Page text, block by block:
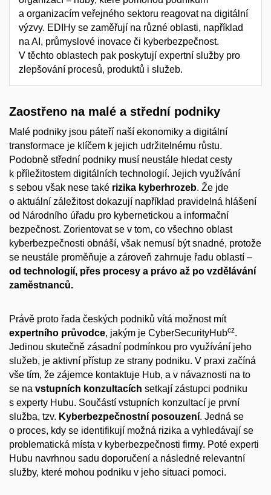
a organizacím veřejného sektoru reagovat na digitální
výzvy. EDIHy se zaměřují na různé oblasti, například
na AI, průmyslové inovace či kyberbezpečnost.
V těchto oblastech pak poskytují expertní služby pro
zlepšování procesů, produktů i služeb.
Zaostřeno na malé a střední podniky
Malé podniky jsou páteří naší ekonomiky a digitální
transformace je klíčem k jejich udržitelnému růstu.
Podobně střední podniky musí neustále hledat cesty
k příležitostem digitálních technologií. Jejich využívání
s sebou však nese také rizika kyberhrozeb. Že jde
o aktuální záležitost dokazují například pravidelná hlášení
od Národního úřadu pro kybernetickou a informační
bezpečnost. Zorientovat se v tom, co všechno oblast
kyberbezpečnosti obnáší, však nemusí být snadné, protože
se neustále proměňuje a zároveň zahrnuje řadu oblastí –
od technologií, přes procesy a právo až po vzdělávání
zaměstnanců.
Právě proto řada českých podniků vítá možnost mít
expertního průvodce, jakým je CyberSecurityHubcz.
Jedinou skutečně zásadní podmínkou pro využívání jeho
služeb, je aktivní přístup ze strany podniku. V praxi začíná
vše tím, že zájemce kontaktuje Hub, a v návaznosti na to
se na vstupních konzultacích setkají zástupci podniku
s experty Hubu. Součástí vstupních konzultací je první
služba, tzv. Kyberbezpečnostní posouzení. Jedná se
o proces, kdy se identifikují možná rizika a vyhledávají se
problematická místa v kyberbezpečnosti firmy. Poté experti
Hubu navrhnou sadu doporučení a následné relevantní
služby, které mohou podniku v jeho situaci pomoci.